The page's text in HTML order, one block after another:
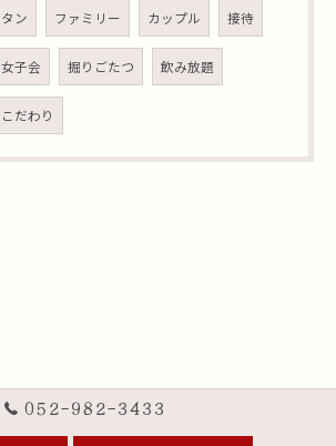
タン ファミリー カップル 接待
女子会 掘りごたつ 飲み放題
こだわり
052-982-3433